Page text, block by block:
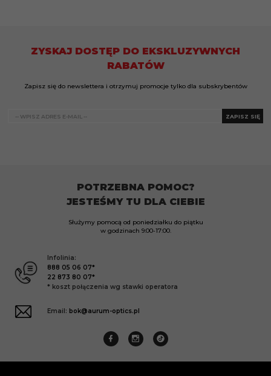
ZYSKAJ DOSTĘP DO EKSKLUZYWNYCH
RABATÓW
Zapisz się do newslettera i otrzymuj promocje tylko dla subskrybentów
ZAPISZ SIĘ
POTRZEBNA POMOC?
JESTEŚMY TU DLA CIEBIE
Służymy pomocą od poniedziałku do piątku
w godzinach 9:00-17:00.
Infolinia:
888 05 06 07*
22 873 80 07*
* koszt połączenia wg stawki operatora
Email: bok@aurum-optics.pl